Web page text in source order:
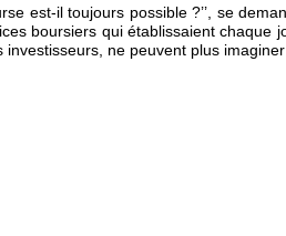
est-il toujours possible ?’’, se
boursiers qui établissaient chaque
ne peuvent plus